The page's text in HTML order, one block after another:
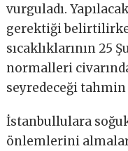
vurguladı.
gerektiği
sıcaklıklarının 25
normalleri
seyredeceği
İstanbullulara soğuk
önlemlerini